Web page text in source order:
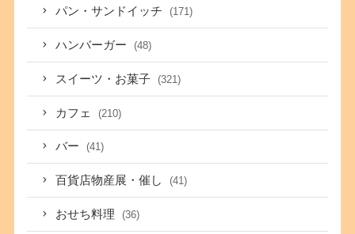
パン・サンドイッチ (171)
ハンバーガー (48)
スイーツ・お菓子 (321)
カフェ (210)
バー (41)
百貨店物産展・催し (41)
おせち料理 (36)